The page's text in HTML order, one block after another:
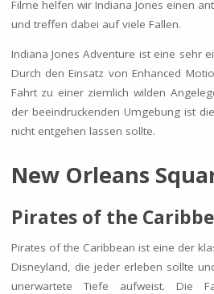
Filme helfen wir Indiana Jones einen
und treffen dabei auf viele Fallen.
Indiana Jones Adventure ist eine sehr
Durch den Einsatz von Enhanced
Fahrt zu einer ziemlich wilden
der beeindruckenden Umgebung ist
nicht entgehen lassen sollte.
New Orleans
Pirates of the
Pirates of the Caribbean ist eine der
Disneyland, die jeder erleben sollte
unerwartete Tiefe aufweist. Die